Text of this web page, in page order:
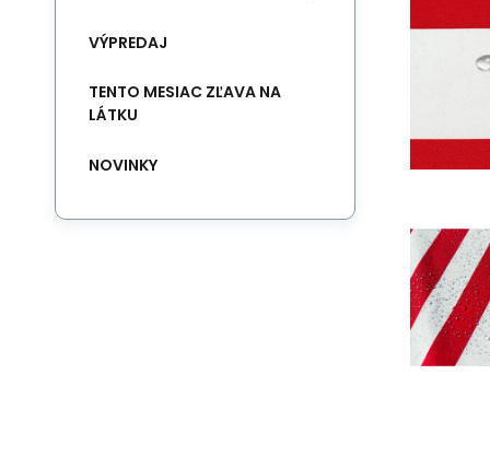
VÝPREDAJ
TENTO MESIAC ZĽAVA NA
LÁTKU
NOVINKY